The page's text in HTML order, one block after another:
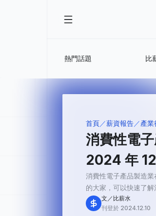
熱門話題 比
首頁 薪資報告 產業
消費性電
2024 年 12
消費性電子產品製造
的大家，可以快速了
文／比薪水
刊登於 2024.12.10